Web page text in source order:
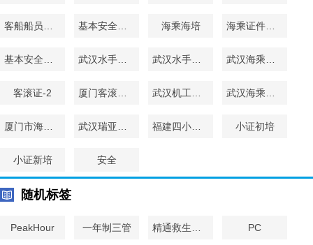
海乘海培
客滚证-2
小证初培
小证新培 安全
随机标签
PeakHour 一年制三管 PC